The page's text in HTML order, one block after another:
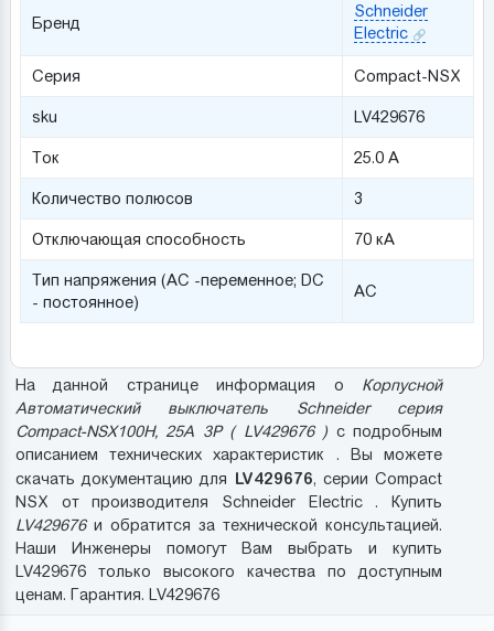
Бренд
Schneider
Electric
Серия Compact-NSX
sku LV429676
Ток 25.0 А
Количество полюсов 3
Отключающая способность 70 кА
Тип напряжения (AC -переменное; DC
- постоянное)
AC
На данной странице информация о Корпусной
Автоматический выключатель Schneider серия
Compact-NSX100H, 25A 3P ( LV429676 ) с подробным
описанием технических характеристик . Вы можете
скачать документацию для LV429676, серии Compact
NSX от производителя Schneider Electric . Купить
LV429676и обратится за технической консультацией.
Наши Инженеры помогут Вам выбрать и купить
LV429676 только высокого качества по доступным
ценам. Гарантия. LV429676